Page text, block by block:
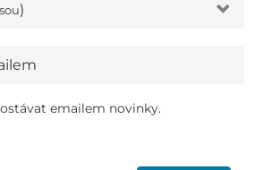
)
emailem novinky.